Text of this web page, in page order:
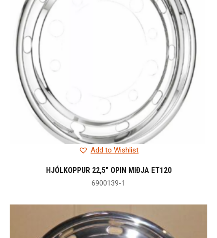
Add to Wishlist
HJÓLKOPPUR 22,5″ OPIN MIÐJA ET120
6900139-1